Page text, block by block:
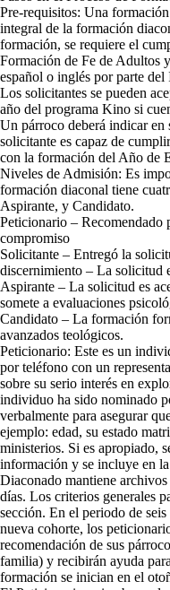
Pre-requisitos: Una
integral de la formación
formación, se requiere el
Formación de Fe de Adultos
español o inglés por parte
Los solicitantes se pueden
año del programa Kino si
Un párroco deberá indicar en
solicitante es capaz de
con la formación del Año de
Niveles de Admisión: Es
formación diaconal tiene
Aspirante, y Candidato.
Peticionario –
compromiso
Solicitante – Entregó la
discernimiento – La solicitud
Aspirante – La solicitud es
somete a evaluaciones
Candidato – La formación
avanzados teológicos.
Peticionario: Este es un
por teléfono con un
sobre su serio interés en
individuo ha sido nominado
verbalmente para asegurar
ejemplo: edad, su estado
ministerios. Si es apropiado,
información y se incluye en
Diaconado mantiene
días. Los criterios generales
sección. En el periodo de
nueva cohorte, los
recomendación de sus
familia) y recibirán ayuda
formación se inician en el